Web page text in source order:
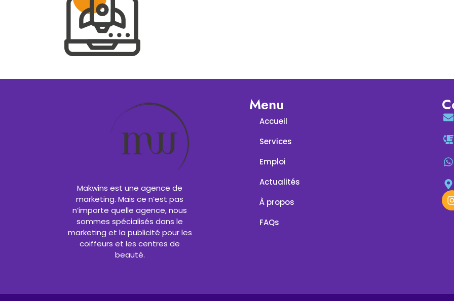
Makwins est une agence de
marketing. Mais ce n’est pas
n’importe quelle agence, nous
sommes spécialisés dans le
marketing et la publicité pour les
coiffeurs et les centres de
beauté.
Menu
Accueil
Services
Emploi
Actualités
À propos
FAQs